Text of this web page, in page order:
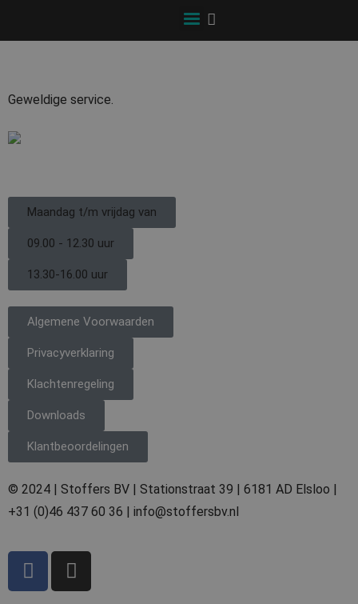
Geweldige service.
Maandag t/m vrijdag van
09.00 - 12.30 uur
13.30-16.00 uur
Algemene Voorwaarden
Privacyverklaring
Klachtenregeling
Downloads
Klantbeoordelingen
© 2024 | Stoffers BV | Stationstraat 39 | 6181 AD Elsloo |
+31 (0)46 437 60 36 | info@stoffersbv.nl